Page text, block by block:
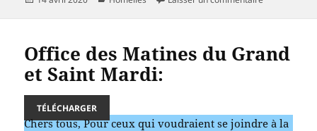
Office des Matines du Grand
et Saint Mardi:
TÉLÉCHARGER
Chers tous, Pour ceux qui voudraient se joindre à la